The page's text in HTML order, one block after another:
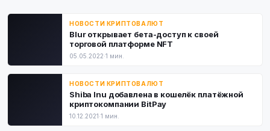
НОВОСТИ КРИПТОВАЛЮТ
Blur открывает бета-доступ к своей
торговой платформе NFT
05.05.2022·1 мин.
НОВОСТИ КРИПТОВАЛЮТ
Shiba Inu добавлена в кошелёк платёжной
криптокомпании BitPay
10.12.2021·1 мин.